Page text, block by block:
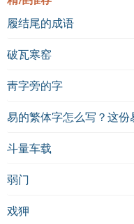
履结尾的成语
破瓦寒窑
靑字旁的字
斗量车载
弱门
戏狎